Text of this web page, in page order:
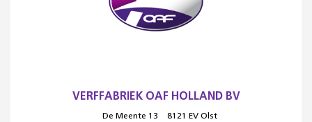
VERFFABRIEK OAF HOLLAND BV
De Meente 13
8121 EV Olst